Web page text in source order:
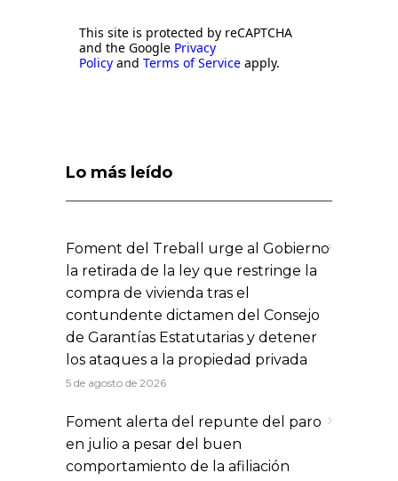
This site is protected by reCAPTCHA
and the Google Privacy
Policy and Terms of Service apply.
Lo más leído
Foment del Treball urge al Gobierno
la retirada de la ley que restringe la
compra de vivienda tras el
contundente dictamen del Consejo
de Garantías Estatutarias y detener
los ataques a la propiedad privada
5 de agosto de 2026
Foment alerta del repunte del paro
en julio a pesar del buen
comportamiento de la afiliación